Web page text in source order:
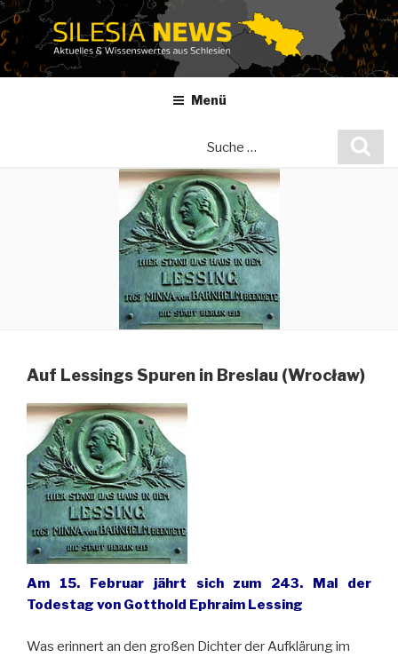
Zum
Inhalt
springen
Menü
Auf Lessings Spuren in Breslau (Wrocław)
Am 15. Februar jährt sich zum 243. Mal der
Todestag von Gotthold Ephraim Lessing
Was erinnert an den großen Dichter der Aufklärung im